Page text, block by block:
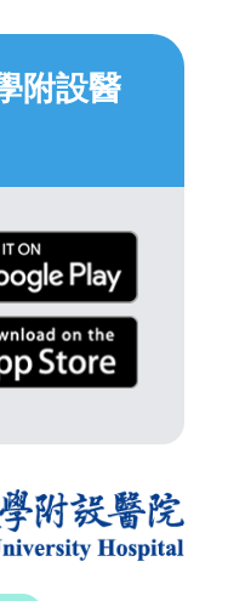
附設醫